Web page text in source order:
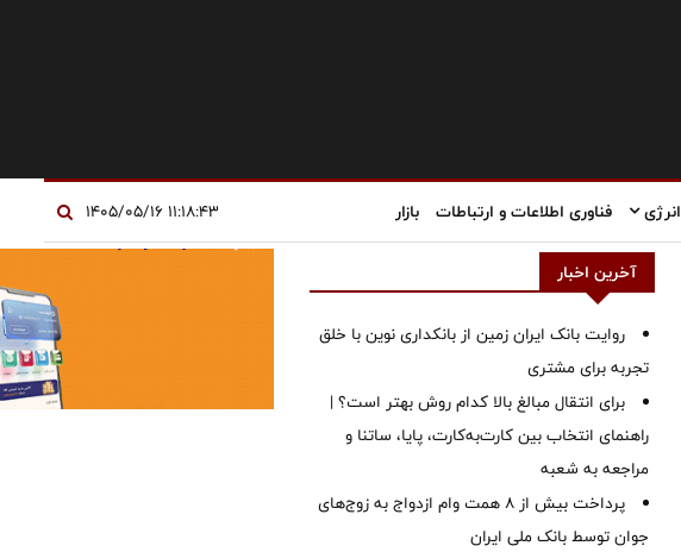
انرژی فناوری اطلاعات و ارتباطات بازار
آخرین اخبار
روایت بانک ایران زمین از بانکداری نوین با خلق
تجربه برای مشتری
برای انتقال مبالغ بالا کدام روش بهتر است؟ |
راهنمای انتخاب بین کارت‌به‌کارت، پایا، ساتنا و
مراجعه به شعبه
پرداخت بیش از ۸ همت وام ازدواج به زوج‌های
جوان توسط بانک ملی ایران